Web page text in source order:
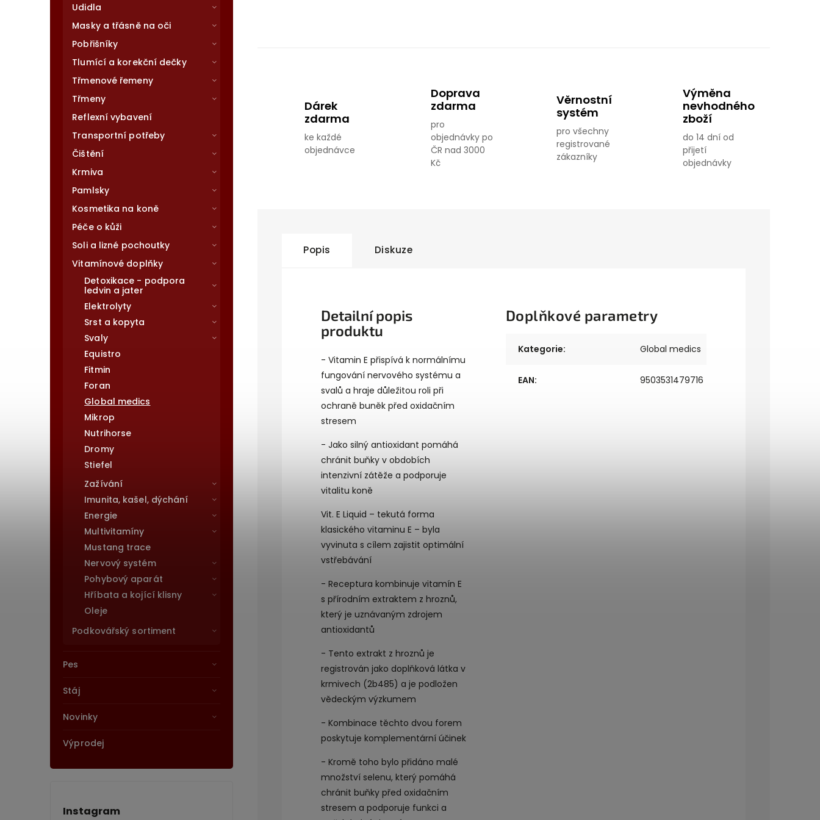
Udidla
Masky a třásně na oči
Pobřišníky
Tlumící a korekční dečky
Třmenové řemeny
Třmeny
Reflexní vybavení
Transportní potřeby
Čištění
Krmiva
Pamlsky
Kosmetika na koně
Péče o kůži
Soli a lizné pochoutky
Vitamínové doplňky
Detoxikace - podpora
ledvin a jater
Elektrolyty
Srst a kopyta
Svaly
Equistro
Fitmin
Foran
Global medics
Mikrop
Nutrihorse
Dromy
Stiefel
Zažívání
Imunita, kašel, dýchání
Energie
Multivitamíny
Mustang trace
Nervový systém
Pohybový aparát
Hříbata a kojící klisny
Oleje
Podkovářský sortiment
Pes
Stáj
Novinky
Výprodej
Instagram
Dárek
zdarma
ke každé
objednávce
Doprava
zdarma
pro
objednávky po
ČR nad 3000
Kč
Věrnostní
systém
pro všechny
registrované
zákazníky
Výměna
nevhodného
zboží
do 14 dní od
přijetí
objednávky
Popis Diskuze
Detailní popis
produktu
- Vitamin E přispívá k normálnímu
fungování nervového systému a
svalů a hraje důležitou roli při
ochraně buněk před oxidačním
stresem
- Jako silný antioxidant pomáhá
chránit buňky v obdobích
intenzivní zátěže a podporuje
vitalitu koně
Vit. E Liquid – tekutá forma
klasického vitaminu E – byla
vyvinuta s cílem zajistit optimální
vstřebávání
- Receptura kombinuje vitamín E
s přírodním extraktem z hroznů,
který je uznávaným zdrojem
antioxidantů
- Tento extrakt z hroznů je
registrován jako doplňková látka v
krmivech (2b485) a je podložen
vědeckým výzkumem
- Kombinace těchto dvou forem
poskytuje komplementární účinek
- Kromě toho bylo přidáno malé
množství selenu, který pomáhá
chránit buňky před oxidačním
stresem a podporuje funkci a
Doplňkové parametry
Kategorie: Global medics
EAN: 9503531479716